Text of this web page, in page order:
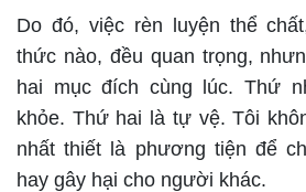
Do đó, việc rèn luyện thể
thức nào, đều quan trọng,
hai mục đích cùng lúc. Thứ
khỏe. Thứ hai là tự vệ. Tôi
nhất thiết là phương tiện để
hay gây hại cho người khác.